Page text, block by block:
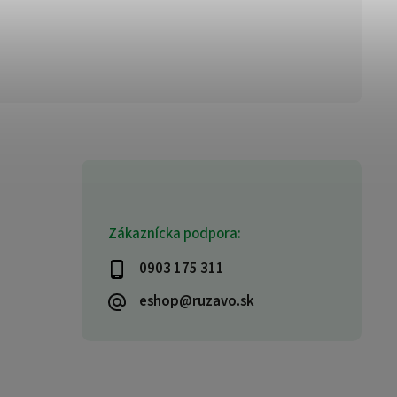
Zákaznícka podpora:
0903 175 311
eshop@ruzavo.sk